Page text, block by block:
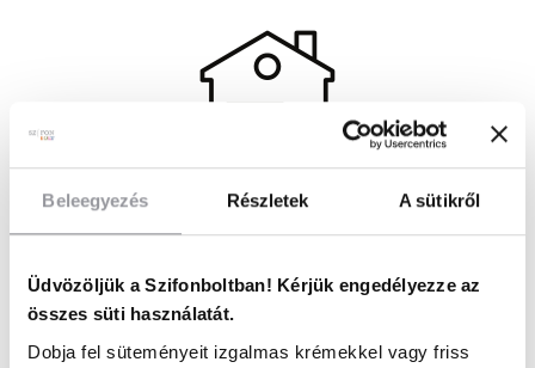
Beleegyezés Részletek A sütikről
Üdvözöljük a Szifonboltban! Kérjük engedélyezze az
összes süti használatát.
Dobja fel süteményeit izgalmas krémekkel vagy friss